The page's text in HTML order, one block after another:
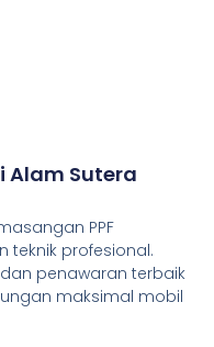
Alam Sutera
PPF
teknik profesional.
penawaran terbaik
maksimal mobil